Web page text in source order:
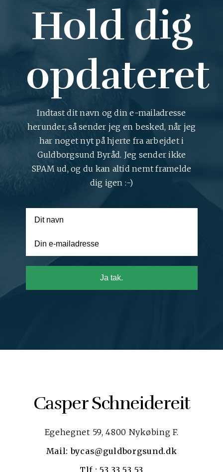
Hold dig
opdateret
Indtast dit navn og din e-mailadresse
herunder, så sender jeg en besked, når jeg
har noget nyt på hjerte fra arbejdet i
Guldborgsund Byråd. Jeg sender ikke
SPAM ud, og du kan altid nemt framelde
dig igen :-)
Ja tak.
Casper Schneidereit
Egehegnet 59, 4800 Nykøbing F.
Mail: bycas@guldborgsund.dk
Tlf.: 53 33 53 53